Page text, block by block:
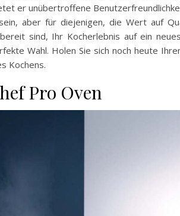
er unübertroffene
aber für diejenigen, die Wert auf
sind, Ihr Kocherlebnis auf ein
Wahl. Holen Sie sich noch heute
Kochens.
Pro Oven